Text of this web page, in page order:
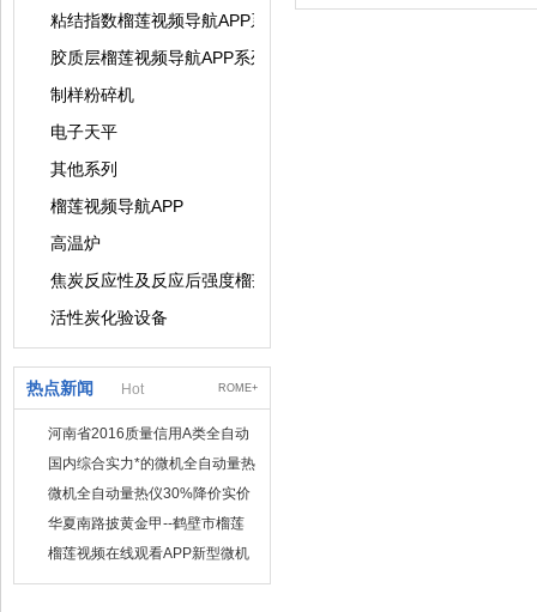
粘结指数榴莲视频导航APP系列
胶质层榴莲视频导航APP系列
制样粉碎机
电子天平
其他系列
榴莲视频导航APP
高温炉
焦炭反应性及反应后强度榴莲视频导航APP
活性炭化验设备
热点新闻 Hot ROME+
河南省2016质量信用A类全自动
量热仪
国内综合实力*的微机全自动量热
仪制造企业
微机全自动量热仪30%降价实价
出售
华夏南路披黄金甲--鹤壁市榴莲
视频在线观看APP仪器仪表有限
榴莲视频在线观看APP新型微机